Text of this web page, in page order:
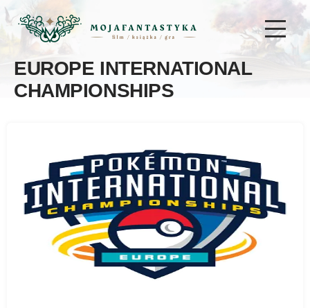
EUROPE INTERNATIONAL
CHAMPIONSHIPS